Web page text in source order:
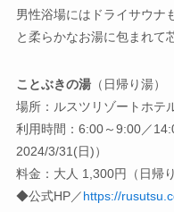
男性浴場にはドライサウナ
と柔らかなお湯に包まれて
ことぶきの湯（日帰り湯）
場所：ルスツリゾートホテ
利用時間：6:00～9:00／
2024/3/31(日)）
料金：大人 1,300円（日帰
◆公式HP／https://